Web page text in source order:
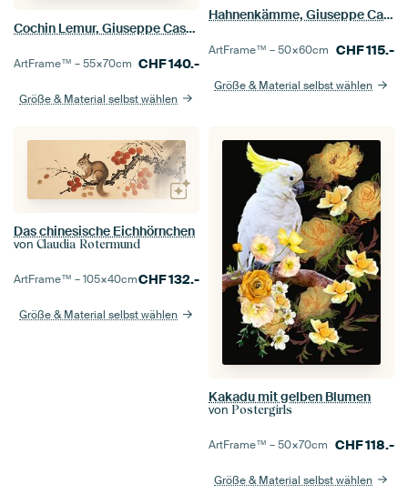
Cochin Lemur, Giuseppe Castiglione
ArtFrame™ –55×70cm CHF140.-
Größe & Material selbst wählen
Hahnenkämme, Giuseppe Castiglione
ArtFrame™ –50×60cm CHF115.-
Größe & Material selbst wählen
Das chinesische Eichhörnchen
von Claudia Rotermund
ArtFrame™ –105×40cmCHF132.-
Größe & Material selbst wählen
Kakadu mit gelben Blumen
von Postergirls
ArtFrame™ –50×70cm CHF118.-
Größe & Material selbst wählen